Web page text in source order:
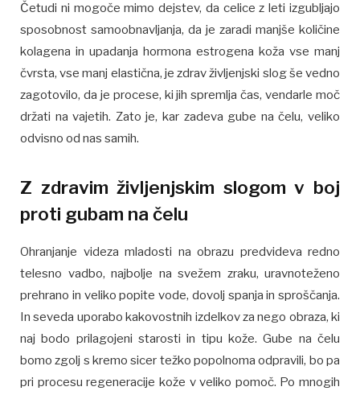
Četudi ni mogoče mimo dejstev, da celice z leti izgubljajo
sposobnost samoobnavljanja, da je zaradi manjše količine
kolagena in upadanja hormona estrogena koža vse manj
čvrsta, vse manj elastična, je zdrav življenjski slog še vedno
zagotovilo, da je procese, ki jih spremlja čas, vendarle moč
držati na vajetih. Zato je, kar zadeva gube na čelu, veliko
odvisno od nas samih.
Z zdravim življenjskim slogom v boj
proti gubam na čelu
Ohranjanje videza mladosti na obrazu predvideva redno
telesno vadbo, najbolje na svežem zraku, uravnoteženo
prehrano in veliko popite vode, dovolj spanja in sproščanja.
In seveda uporabo kakovostnih izdelkov za nego obraza, ki
naj bodo prilagojeni starosti in tipu kože. Gube na čelu
bomo zgolj s kremo sicer težko popolnoma odpravili, bo pa
pri procesu regeneracije kože v veliko pomoč. Po mnogih